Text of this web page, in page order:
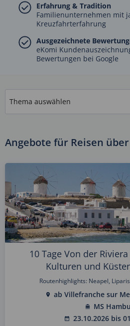
Erfahrung & Tradition
Familienunternehmen mit
Kreuzfahrterfahrung
Ausgezeichnete
eKomi
Bewertungen bei Google
Angebote für Reisen
10 Tage Von der
Kulturen und
Routenhighlights: Neapel,
ab Villefranche sur
MS
23.10.2026 bis